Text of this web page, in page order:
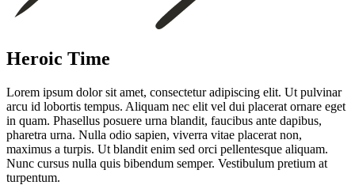
Heroic Time
Lorem ipsum dolor sit amet, consectetur adipiscing elit. Ut pulvinar
arcu id lobortis tempus. Aliquam nec elit vel dui placerat ornare eget
in quam. Phasellus posuere urna blandit, faucibus ante dapibus,
pharetra urna. Nulla odio sapien, viverra vitae placerat non,
maximus a turpis. Ut blandit enim sed orci pellentesque aliquam.
Nunc cursus nulla quis bibendum semper. Vestibulum pretium at
turpentum.